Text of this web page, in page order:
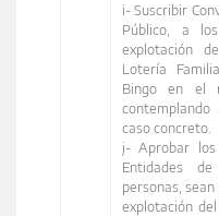
i- Suscribir
Público, a
explotación
Lotería
Bingo en el
caso concreto.
j- Aprobar los
Entidades
personas,
explotación